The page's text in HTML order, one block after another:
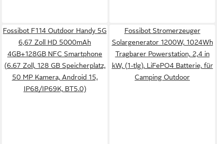
Fossibot F114 Outdoor Handy 5G
6,67 Zoll HD 5000mAh
4GB+128GB NFC Smartphone
(6.67 Zoll, 128 GB Speicherplatz,
50 MP Kamera, Android 15,
IP68/IP69K, BT5.0)
Fossibot Stromerzeuger
Solargenerator 1200W, 1024Wh
Tragbarer Powerstation, 2,4 in
kW, (1-tlg), LiFePO4 Batterie, für
Camping Outdoor